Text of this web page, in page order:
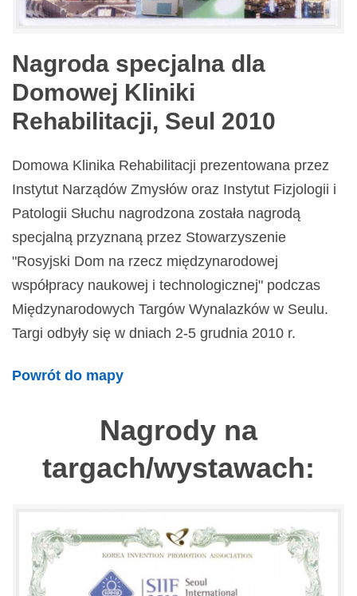
Nagroda specjalna dla
Domowej Kliniki
Rehabilitacji, Seul 2010
Domowa Klinika Rehabilitacji prezentowana przez
Instytut Narządów Zmysłów oraz Instytut Fizjologii i
Patologii Słuchu nagrodzona została nagrodą
specjalną przyznaną przez Stowarzyszenie
"Rosyjski Dom na rzecz międzynarodowej
współpracy naukowej i technologicznej" podczas
Międzynarodowych Targów Wynalazków w Seulu.
Targi odbyły się w dniach 2-5 grudnia 2010 r.
Powrót do mapy
Nagrody na
targach/wystawach: